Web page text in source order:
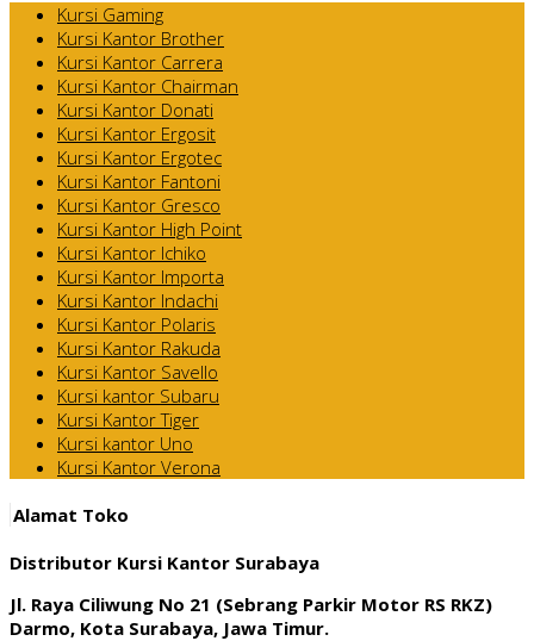
Kursi Gaming
Kursi Kantor Brother
Kursi Kantor Carrera
Kursi Kantor Chairman
Kursi Kantor Donati
Kursi Kantor Ergosit
Kursi Kantor Ergotec
Kursi Kantor Fantoni
Kursi Kantor Gresco
Kursi Kantor High Point
Kursi Kantor Ichiko
Kursi Kantor Importa
Kursi Kantor Indachi
Kursi Kantor Polaris
Kursi Kantor Rakuda
Kursi Kantor Savello
Kursi kantor Subaru
Kursi Kantor Tiger
Kursi kantor Uno
Kursi Kantor Verona
Alamat Toko
Distributor Kursi Kantor Surabaya
Jl. Raya Ciliwung No 21 (Sebrang Parkir Motor RS RKZ)
Darmo, Kota Surabaya, Jawa Timur.